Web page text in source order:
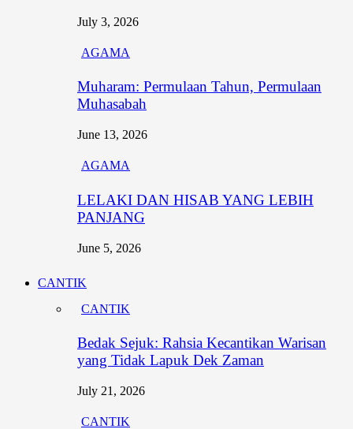
July 3, 2026
AGAMA
Muharam: Permulaan Tahun, Permulaan
Muhasabah
June 13, 2026
AGAMA
LELAKI DAN HISAB YANG LEBIH
PANJANG
June 5, 2026
CANTIK
CANTIK
Bedak Sejuk: Rahsia Kecantikan Warisan
yang Tidak Lapuk Dek Zaman
July 21, 2026
CANTIK